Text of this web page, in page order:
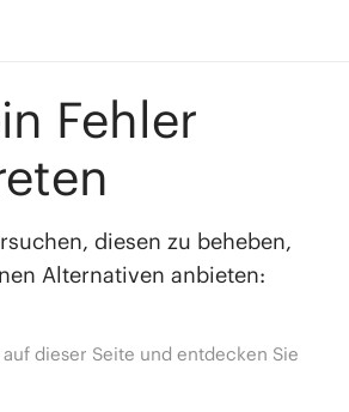
Fehler
diesen zu beheben,
Alternativen anbieten:
dieser Seite und entdecken Sie